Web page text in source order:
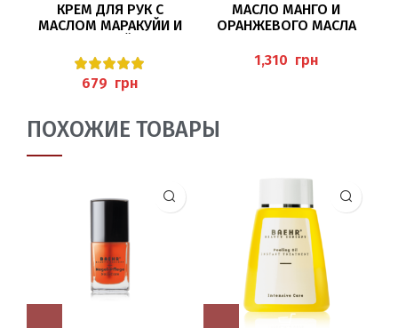
КРЕМ ДЛЯ РУК С
МАСЛОМ МАРАКУЙИ И
(MARACUJA-HANDCREME),
BAEHR
грн
МАСЛО МАНГО И
ОРАНЖЕВОГО МАСЛА
(FUSSBUTTER),
PEDIBAEHR
грн
ПОХОЖИЕ ТОВАРЫ